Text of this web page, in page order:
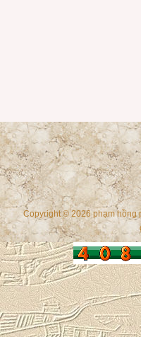
Copyright © 2026 phạm